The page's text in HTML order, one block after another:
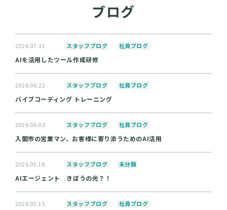
ブログ
2026.07.31 スタッフブログ 社員ブログ
AIを活用したツール作成研修
2026.06.22 スタッフブログ 社員ブログ
バイブコーディング トレーニング
2026.06.03 スタッフブログ 社員ブログ
入間市の営業マン、お客様に寄り添うためのAI活用
2026.05.18 スタッフブログ 未分類
AIエージェント きぼうの光？！
2026.05.15 スタッフブログ 社員ブログ